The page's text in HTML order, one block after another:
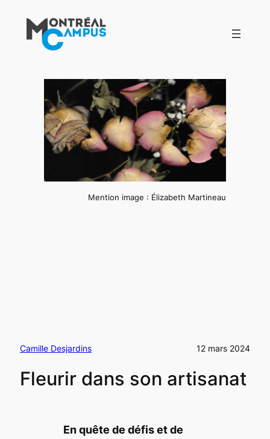
contenu
Mention image : Élizabeth Martineau
Camille Desjardins 12 mars 2024
Fleurir dans son artisanat
En quête de défis et de